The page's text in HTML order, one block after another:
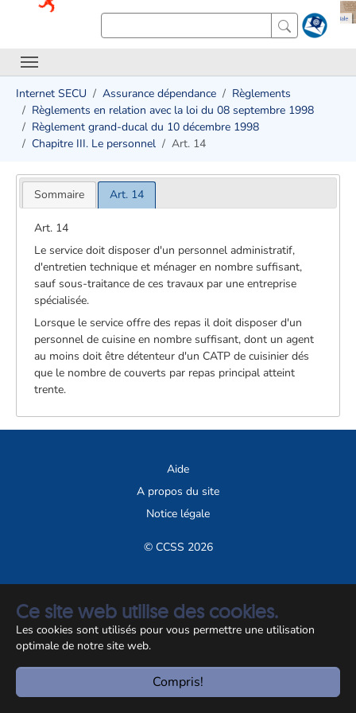
Ce site web utilise des cookies.
Les cookies sont utilisés pour vous permettre une utilisation
optimale de notre site web.
Compris!
Internet SECU Assurance dépendance
Règlements
Règlements en relation avec la loi du 08 septembre 1998
Règlement grand-ducal du 10 décembre 1998
Chapitre III. Le personnel
Art. 14
Sommaire Art. 14
Art. 14
Le service doit disposer d'un personnel administratif,
d'entretien technique et ménager en nombre suffisant,
sauf sous-traitance de ces travaux par une entreprise
spécialisée.
Lorsque le service offre des repas il doit disposer d'un
personnel de cuisine en nombre suffisant, dont un agent
au moins doit être détenteur d'un CATP de cuisinier dés
que le nombre de couverts par repas principal atteint
trente.
Aide
A propos du site
Notice légale
© CCSS 2026